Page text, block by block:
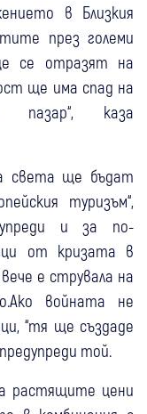
в Близкия
през големи
се отразят на
ще има спад на
пазар“, каза
света ще бъдат
туризъм“,
и за по-
от кризата в
е струвала на
войната не
“тя ще създаде
той.
растящите цени